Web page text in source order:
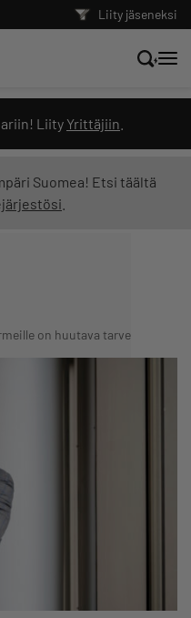
Liity jäseneksi
Liity Yrittäjiin
Suomea! Etsi täältä
on huutava tarve
sisältö